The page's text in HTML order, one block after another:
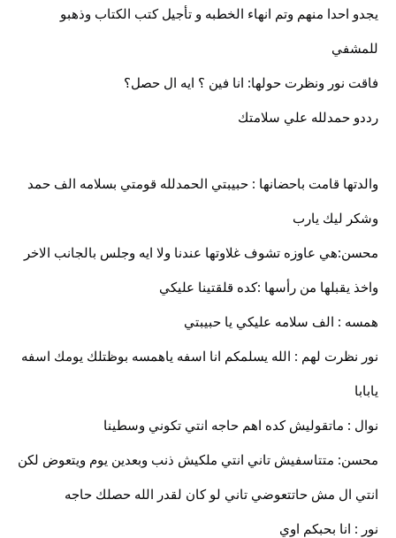
يجدو احدا منهم وتم انهاء الخطبه و تأجيل كتب الكتاب وذهبو
للمشفي
فاقت نور ونظرت حولها: انا فين ؟ ايه ال حصل؟
رددو حمدلله علي سلامتك
والدتها قامت باحضانها : حبيبتي الحمدلله قومتي بسلامه الف حمد
وشكر ليك يارب
محسن:هي عاوزه تشوف غلاوتها عندنا ولا ايه وجلس بالجانب الاخر
واخذ يقبلها من رأسها :كده قلقتينا عليكي
همسه : الف سلامه عليكي يا حبيبتي
نور نظرت لهم : الله يسلمكم انا اسفه ياهمسه بوظتلك يومك اسفه
يابابا
نوال : ماتقوليش كده اهم حاجه انتي تكوني وسطينا
محسن: متتاسفيش تاني انتي ملكيش ذنب وبعدين يوم ويتعوض لكن
انتي ال مش حاتتعوضي تاني لو كان لقدر الله حصلك حاجه
نور : انا بحبكم اوي